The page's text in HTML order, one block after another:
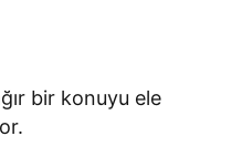
bir konuyu ele